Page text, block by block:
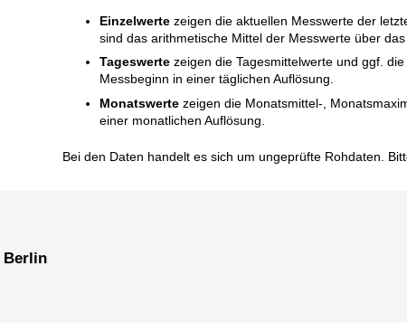
Einzelwertezeigen die aktuellen Messwerte der
sind das arithmetische Mittel der Messwerte über
Tageswertezeigen die Tagesmittelwerte und ggf.
Messbeginn in einer täglichen Auflösung.
Monatswertezeigen die Monatsmittel-,
einer monatlichen Auflösung.
Bei den Daten handelt es sich um ungeprüfte Rohdaten.
Berlin